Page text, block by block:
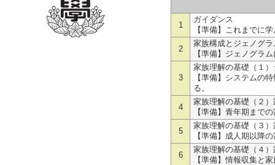
1
ガイダンス
【準備】これまでに
2
家族構成とジェノグラ
【準備】ジェノグラ
3
家族理解の基礎（１
【準備】システムの
る。
4
家族理解の基礎（２
【準備】青年期まで
5
家族理解の基礎（３
【準備】成人期以降
6
家族理解の基礎（４
【準備】情報収集と